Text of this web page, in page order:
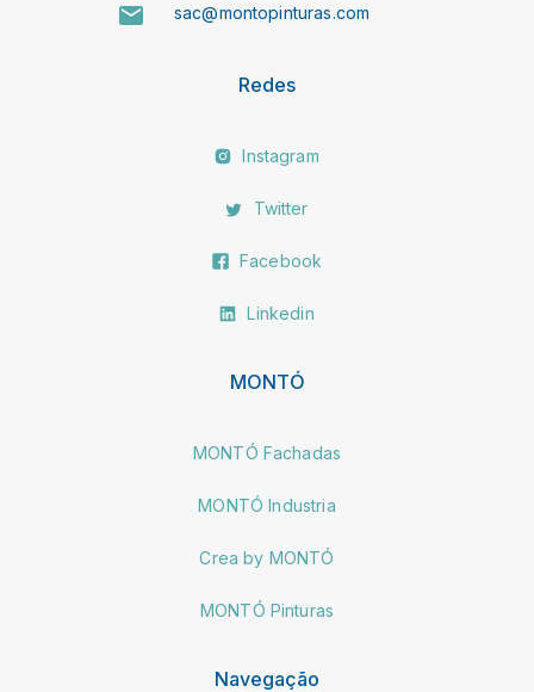
sac@montopinturas.com
Redes
Instagram
Twitter
Facebook
Linkedin
MONTÓ
MONTÓ Fachadas
MONTÓ Industria
Crea by MONTÓ
MONTÓ Pinturas
Navegação